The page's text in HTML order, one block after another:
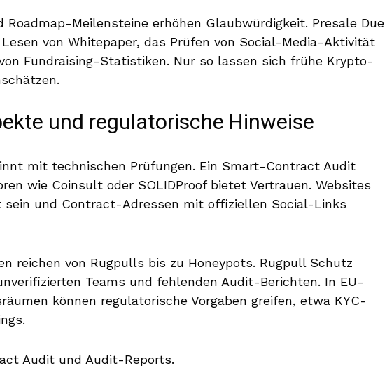
Roadmap-Meilensteine erhöhen Glaubwürdigkeit. Presale Due
von Whitepaper, das Prüfen von Social-Media-Aktivität
Fundraising-Statistiken. Nur so lassen sich frühe Krypto-
und regulatorische Hinweise
mit technischen Prüfungen. Ein Smart-Contract Audit
wie Coinsult oder SOLIDProof bietet Vertrauen. Websites
und Contract-Adressen mit offiziellen Social-Links
reichen von Rugpulls bis zu Honeypots. Rugpull Schutz
Teams und fehlenden Audit-Berichten. In EU-
können regulatorische Vorgaben greifen, etwa KYC-
Audit und Audit-Reports.